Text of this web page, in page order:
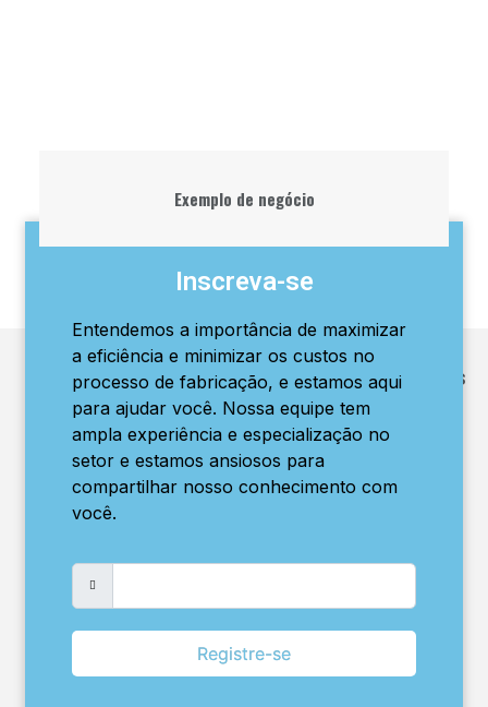
Exemplo de negócio
Artigos populares
Inscreva-se
Entendemos a importância de maximizar
a eficiência e minimizar os custos no
processo de fabricação, e estamos aqui
para ajudar você. Nossa equipe tem
ampla experiência e especialização no
setor e estamos ansiosos para
compartilhar nosso conhecimento com
você.
Registre-se